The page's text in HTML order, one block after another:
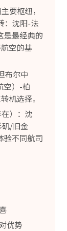
要枢纽，
：沈阳-法
是最经典的
空的基
布尔中
空）-柏
机选择。
）：沈
/旧金
验不同航司
优势